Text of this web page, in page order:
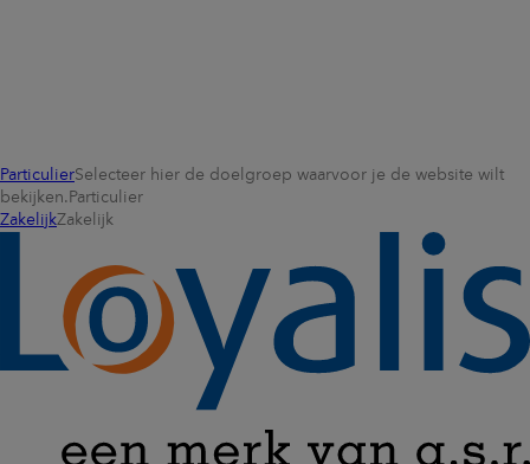
ParticulierSelecteer hier de doelgroep waarvoor je de website wilt
bekijken. Particulier
ZakelijkZakelijk